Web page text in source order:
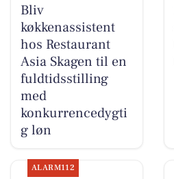
Bliv
køkkenassistent
hos Restaurant
Asia Skagen til en
fuldtidsstilling
med
konkurrencedygti
g løn
ALARM112